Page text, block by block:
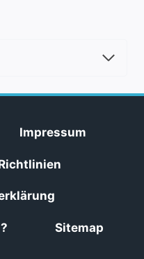
Impressum
Sitemap